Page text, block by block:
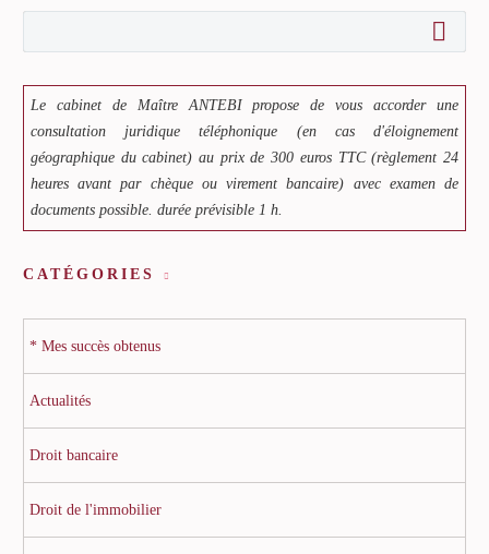
Le cabinet de Maître ANTEBI propose de vous accorder une
consultation juridique téléphonique (en cas d'éloignement
géographique du cabinet) au prix de 300 euros TTC (règlement 24
heures avant par chèque ou virement bancaire) avec examen de
documents possible. durée prévisible 1 h.
CATÉGORIES
* Mes succès obtenus
Actualités
Droit bancaire
Droit de l'immobilier